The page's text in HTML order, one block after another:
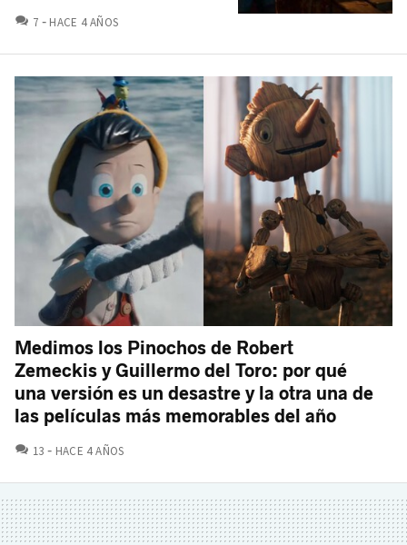
7 COMENTARIOS
HACE 4 AÑOS
Medimos los Pinochos de Robert
Zemeckis y Guillermo del Toro: por qué
una versión es un desastre y la otra una de
las películas más memorables del año
13 COMENTARIOS
HACE 4 AÑOS